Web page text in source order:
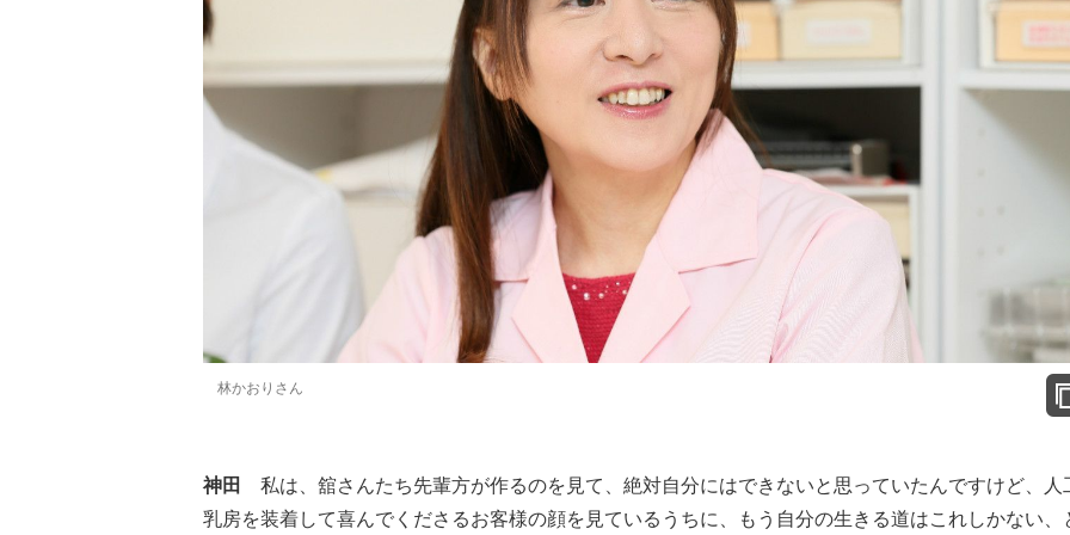
林かおりさん
神田
私は、舘さんたち先輩方が作るのを見て、絶対自分にはできないと思っていたんですけど、人
乳房を装着して喜んでくださるお客様の顔を見ているうちに、もう自分の生きる道はこれしかない、